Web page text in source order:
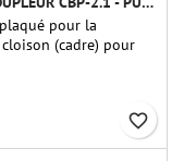
pour la
(cadre) pour
de 54 mm de Public
ou QT-2.1)
favorite_border